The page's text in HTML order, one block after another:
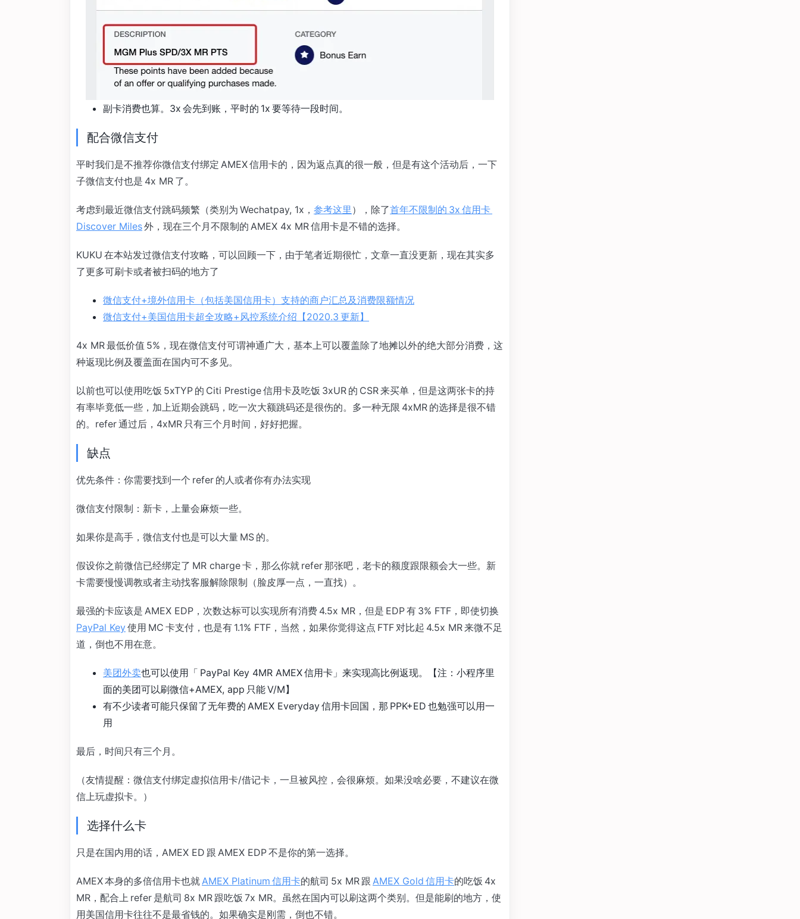
副卡消费也算。3x 会先到账，平时的 1x 要等待一段时间。
配合微信支付
平时我们是不推荐你微信支付绑定 AMEX 信用卡的，因为返点真的很一般，但是有这个活动后，一下
子微信支付也是 4x MR 了。
考虑到最近微信支付跳码频繁（类别为 Wechatpay, 1x， 参考这里 ），除了首年不限制的 3x 信用卡
Discover Miles外，现在三个月不限制的 AMEX 4x MR 信用卡是不错的选择。
KUKU 在本站发过微信支付攻略，可以回顾一下，由于笔者近期很忙，文章一直没更新，现在其实多
了更多可刷卡或者被扫码的地方了
微信支付+境外信用卡（包括美国信用卡）支持的商户汇总及消费限额情况
微信支付+美国信用卡超全攻略+风控系统介绍【2020.3 更新】
4x MR 最低价值 5%，现在微信支付可谓神通广大，基本上可以覆盖除了地摊以外的绝大部分消费，这
种返现比例及覆盖面在国内可不多见。
以前也可以使用吃饭 5xTYP 的 Citi Prestige 信用卡及吃饭 3xUR 的 CSR 来买单，但是这两张卡的持
有率毕竟低一些，加上近期会跳码，吃一次大额跳码还是很伤的。多一种无限 4xMR 的选择是很不错
的。refer 通过后，4xMR 只有三个月时间，好好把握。
缺点
优先条件：你需要找到一个 refer 的人或者你有办法实现
微信支付限制：新卡，上量会麻烦一些。
如果你是高手，微信支付也是可以大量 MS 的。
假设你之前微信已经绑定了 MR charge 卡，那么你就 refer 那张吧，老卡的额度跟限额会大一些。新
卡需要慢慢调教或者主动找客服解除限制（脸皮厚一点，一直找）。
最强的卡应该是 AMEX EDP，次数达标可以实现所有消费 4.5x MR，但是 EDP 有 3% FTF，即使切换
PayPal Key使用 MC 卡支付，也是有 1.1% FTF，当然，如果你觉得这点 FTF 对比起 4.5x MR 来微不足
道，倒也不用在意。
美团外卖也可以使用「 PayPal Key 4MR AMEX 信用卡」来实现高比例返现。【注：小程序里
面的美团可以刷微信+AMEX, app 只能 V/M】
有不少读者可能只保留了无年费的 AMEX Everyday 信用卡回国，那 PPK+ED 也勉强可以用一
用
最后，时间只有三个月。
（友情提醒：微信支付绑定虚拟信用卡/借记卡，一旦被风控，会很麻烦。如果没啥必要，不建议在微
信上玩虚拟卡。）
选择什么卡
只是在国内用的话，AMEX ED 跟 AMEX EDP 不是你的第一选择。
AMEX 本身的多倍信用卡也就 AMEX Platinum 信用卡的航司 5x MR 跟 AMEX Gold 信用卡的吃饭 4x
MR，配合上 refer 是航司 8x MR 跟吃饭 7x MR。虽然在国内可以刷这两个类别。但是能刷的地方，使
用美国信用卡往往不是最省钱的。如果确实是刚需，倒也不错。